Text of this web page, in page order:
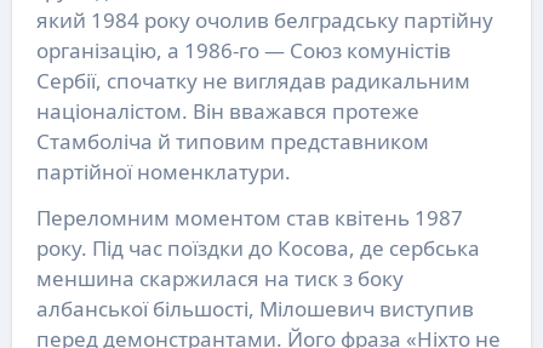
який 1984 року очолив белградську партійну
організацію, а 1986-го — Союз комуністів
Сербії, спочатку не виглядав радикальним
націоналістом. Він вважався протеже
Стамболіча й типовим представником
партійної номенклатури.
Переломним моментом став квітень 1987
року. Під час поїздки до Косова, де сербська
меншина скаржилася на тиск з боку
албанської більшості, Мілошевич виступив
перед демонстрантами. Його фраза «Ніхто не